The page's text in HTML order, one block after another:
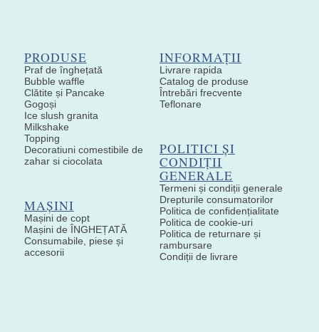
PRODUSE
Praf de înghețată
Bubble waffle
Clătite și Pancake
Gogoși
Ice slush granita
Milkshake
Topping
Decoratiuni comestibile de
zahar si ciocolata
MAȘINI
Mașini de copt
Mașini de ÎNGHEȚATĂ
Consumabile, piese și
accesorii
INFORMAȚII
Livrare rapida
Catalog de produse
Întrebări frecvente
Teflonare
POLITICI ȘI
CONDIȚII
GENERALE
Termeni și condiții generale
Drepturile consumatorilor
Politica de confidențialitate
Politica de cookie-uri
Politica de returnare și
rambursare
Condiții de livrare